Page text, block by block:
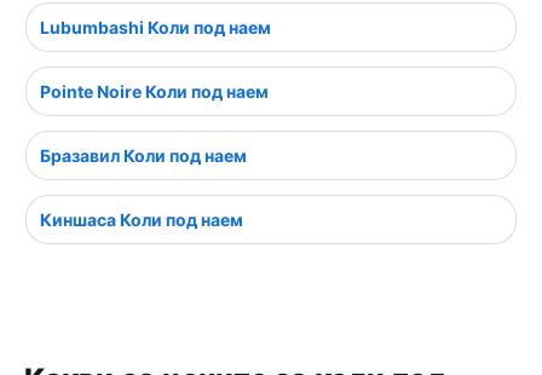
Lubumbashi Коли под наем
Pointe Noire Коли под наем
Бразавил Коли под наем
Киншаса Коли под наем